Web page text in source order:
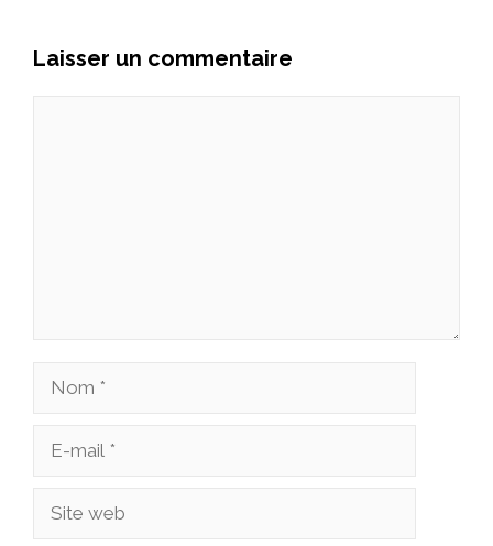
Laisser un commentaire
Nom
Site